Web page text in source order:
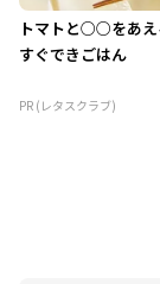
トマトと○○をあえ
すぐできごはん
PR (レタスクラブ)